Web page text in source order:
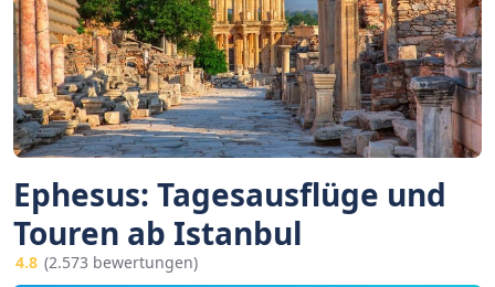
Ephesus: Tagesausflüge und
Touren ab Istanbul
4.8 (2.573 bewertungen)